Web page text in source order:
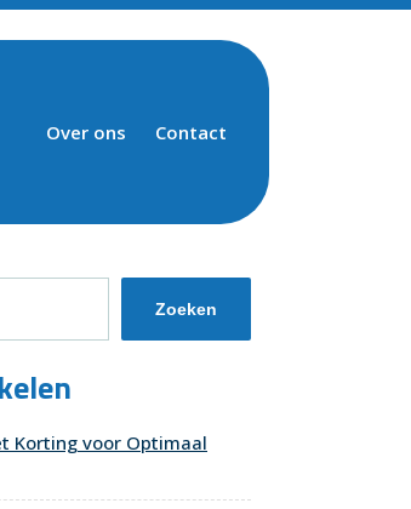
Over ons Contact
Zoeken
Korting voor Optimaal